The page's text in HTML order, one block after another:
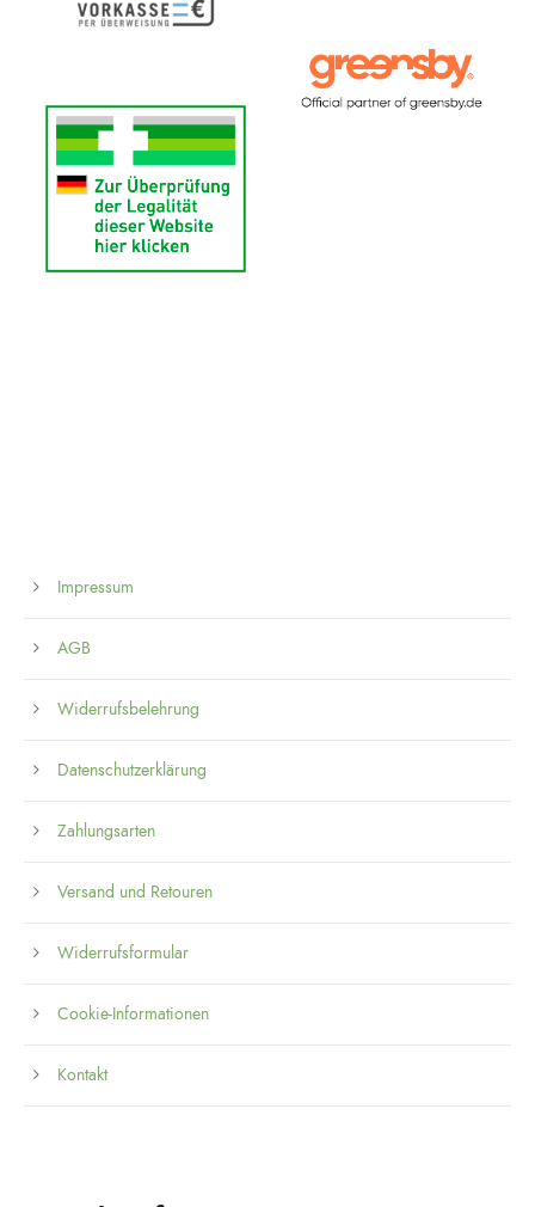
Impressum
AGB
Widerrufsbelehrung
Datenschutzerklärung
Zahlungsarten
Versand und Retouren
Widerrufsformular
Cookie-Informationen
Kontakt